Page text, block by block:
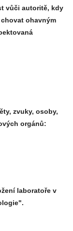
vůči autoritě, kdy
ohavným
zvuky, osoby,
orgánů:
laboratoře v